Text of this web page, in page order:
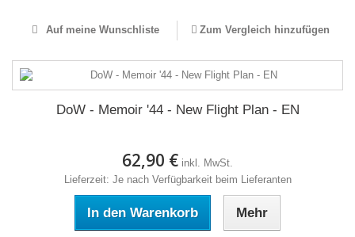
Auf meine Wunschliste Zum Vergleich hinzufügen
DoW - Memoir '44 - New Flight Plan - EN
62,90 € inkl. MwSt.
Lieferzeit: Je nach Verfügbarkeit beim Lieferanten
In den Warenkorb Mehr